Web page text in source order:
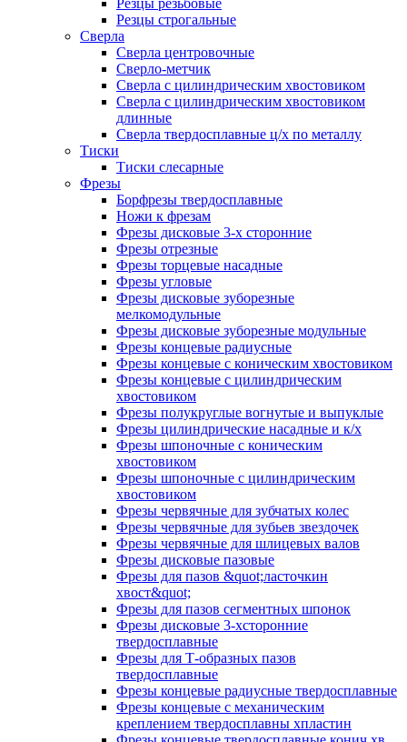
Резцы резьбовые
Резцы строгальные
Сверла
Сверла центровочные
Сверло-метчик
Сверла с цилиндрическим хвостовиком
Сверла с цилиндрическим хвостовиком
длинные
Сверла твердосплавные ц/х по металлу
Тиски
Тиски слесарные
Фрезы
Борфрезы твердосплавные
Ножи к фрезам
Фрезы дисковые 3-х сторонние
Фрезы отрезные
Фрезы торцевые насадные
Фрезы угловые
Фрезы дисковые зуборезные
мелкомодульные
Фрезы дисковые зуборезные модульные
Фрезы концевые радиусные
Фрезы концевые с коническим хвостовиком
Фрезы концевые с цилиндрическим
хвостовиком
Фрезы полукруглые вогнутые и выпуклые
Фрезы цилиндрические насадные и к/х
Фрезы шпоночные с коническим
хвостовиком
Фрезы шпоночные с цилиндрическим
хвостовиком
Фрезы червячные для зубчатых колес
Фрезы червячные для зубьев звездочек
Фрезы червячные для шлицевых валов
Фрезы дисковые пазовые
Фрезы для пазов &quot;ласточкин
хвост&quot;
Фрезы для пазов сегментных шпонок
Фрезы дисковые 3-хсторонние
твердосплавные
Фрезы для Т-образных пазов
твердосплавные
Фрезы концевые радиусные твердосплавные
Фрезы концевые с механическим
креплением твердосплавны хпластин